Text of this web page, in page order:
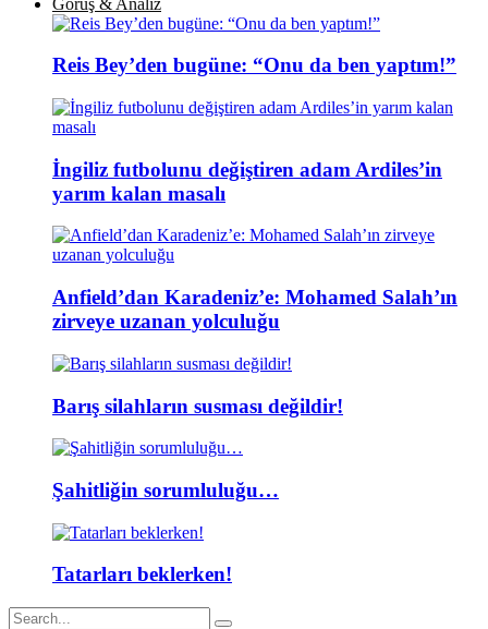
Reis Bey’den bugüne: “Onu da ben yaptım!”
İngiliz futbolunu değiştiren adam Ardiles’in
yarım kalan masalı
Anfield’dan Karadeniz’e: Mohamed Salah’ın
zirveye uzanan yolculuğu
Barış silahların susması değildir!
Şahitliğin sorumluluğu…
Tatarları beklerken!